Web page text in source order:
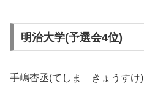
明治大学(予選会4位)
手嶋杏丞(てしま きょうすけ)